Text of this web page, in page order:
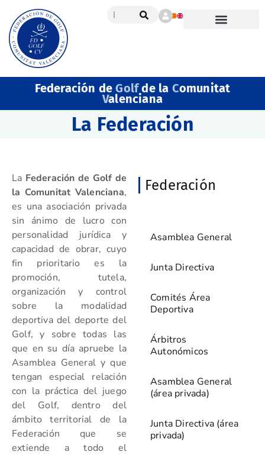
Federación deGolfde la Comunitat
Valenciana
La Federación
La Federación de Golf de
la Comunitat Valenciana,
es una asociación privada
sin ánimo de lucro con
personalidad jurídica y
capacidad de obrar, cuyo
fin prioritario es la
promoción, tutela,
organización y control
sobre la modalidad
deportiva del deporte del
Golf, y sobre todas las
que en su día apruebe la
Asamblea General y que
tengan especial relación
con la práctica del juego
del Golf, dentro del
ámbito territorial de la
Federación que se
extiende a todo el
Federación
Asamblea General
Junta Directiva
Comités Área
Deportiva
Árbitros
Autonómicos
Asamblea General
(área privada)
Junta Directiva (área
privada)